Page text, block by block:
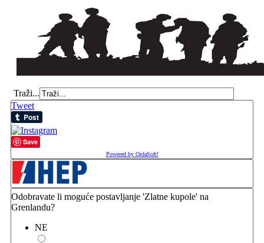
Traži...
Tweet
Save
Powered by OrdaSoft!
Odobravate li moguće postavljanje 'Zlatne kupole' na
Grenlandu?
NE